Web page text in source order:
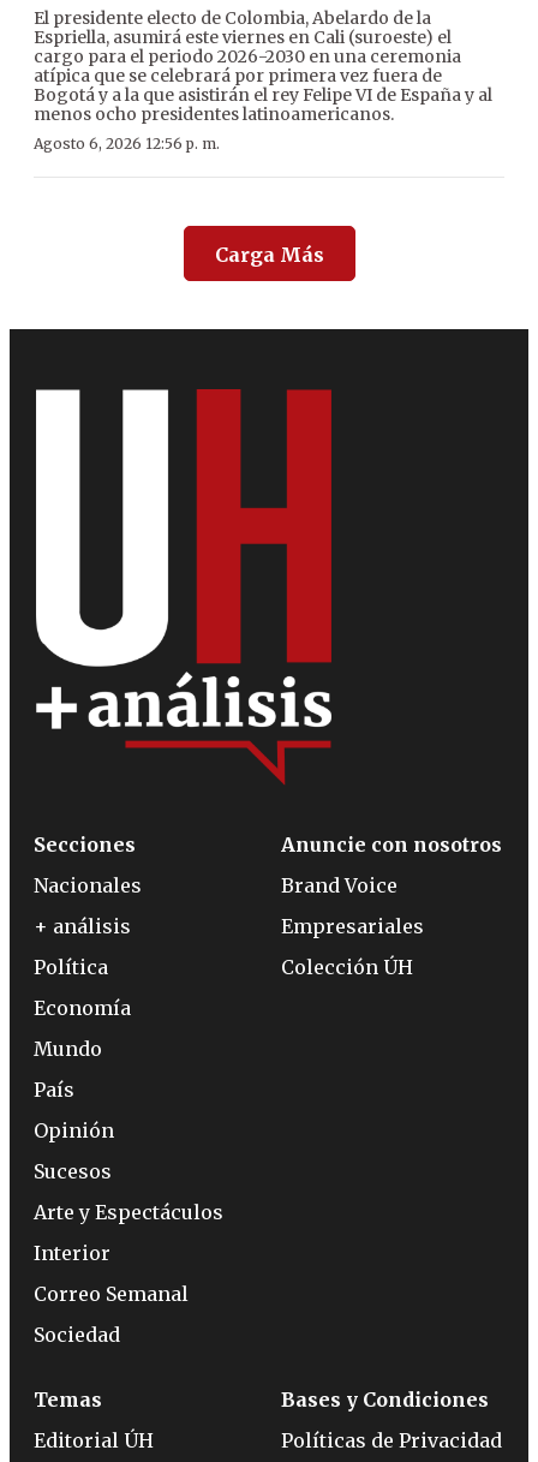
El presidente electo de Colombia, Abelardo de la
Espriella, asumirá este viernes en Cali (suroeste) el
cargo para el periodo 2026-2030 en una ceremonia
atípica que se celebrará por primera vez fuera de
Bogotá y a la que asistirán el rey Felipe VI de España y al
menos ocho presidentes latinoamericanos.
Agosto 6, 2026 12:56 p. m.
Carga Más
Secciones
Nacionales
+ análisis
Política
Economía
Mundo
País
Opinión
Sucesos
Arte y Espectáculos
Interior
Correo Semanal
Sociedad
Anuncie con nosotros
Brand Voice
Empresariales
Colección ÚH
Temas
Editorial ÚH
Bases y Condiciones
Políticas de Privacidad